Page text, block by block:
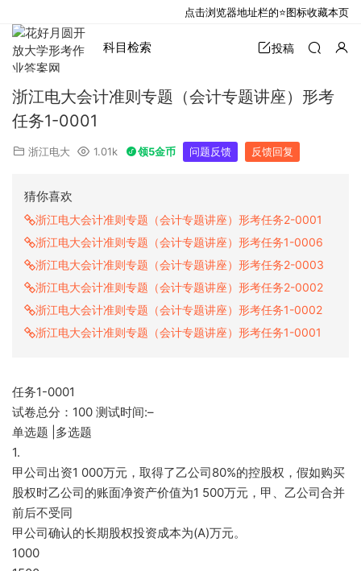
科目检索 投稿
浙江电大会计准则专题（会计专题讲座）形考
任务1-0001
浙江电大 1.01k 领5金币 问题反馈 反馈回复
猜你喜欢
浙江电大会计准则专题（会计专题讲座）形考任务2-0001
浙江电大会计准则专题（会计专题讲座）形考任务1-0006
浙江电大会计准则专题（会计专题讲座）形考任务2-0003
浙江电大会计准则专题（会计专题讲座）形考任务2-0002
浙江电大会计准则专题（会计专题讲座）形考任务1-0002
浙江电大会计准则专题（会计专题讲座）形考任务1-0001
任务1-0001
试卷总分：100 测试时间:–
单选题 |多选题
1.
甲公司出资1 000万元，取得了乙公司80%的控股权，假如购买
股权时乙公司的账面净资产价值为1 500万元，甲、乙公司合并
前后不受同
甲公司确认的长期股权投资成本为(A)万元。
1000
点击浏览器地址栏的⭐图标收藏本页